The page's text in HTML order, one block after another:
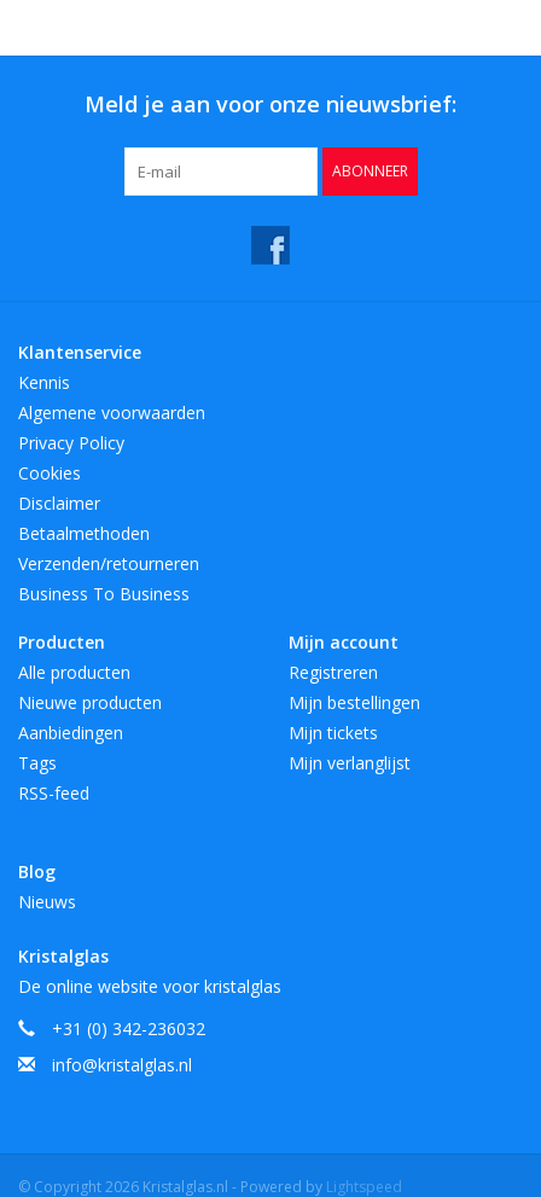
Meld je aan voor onze nieuwsbrief:
ABONNEER
Klantenservice
Kennis
Algemene voorwaarden
Privacy Policy
Cookies
Disclaimer
Betaalmethoden
Verzenden/retourneren
Business To Business
Producten
Alle producten
Nieuwe producten
Aanbiedingen
Tags
RSS-feed
Blog
Nieuws
Mijn account
Registreren
Mijn bestellingen
Mijn tickets
Mijn verlanglijst
Kristalglas
De online website voor kristalglas
+31 (0) 342-236032
info@kristalglas.nl
© Copyright 2026 Kristalglas.nl - Powered by Lightspeed